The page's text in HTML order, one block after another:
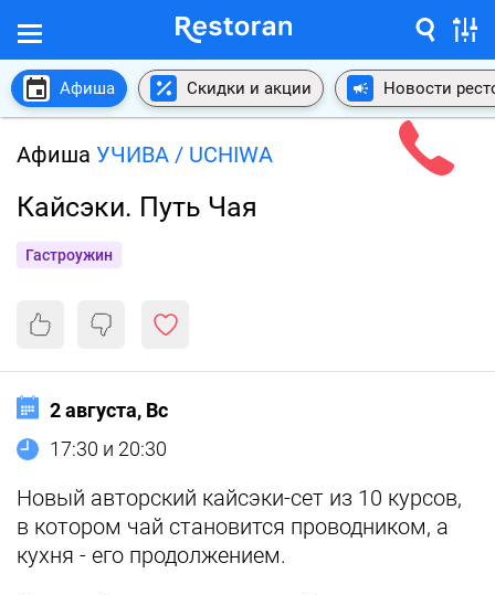
Афиша Скидки и акции Новости
Афиша УЧИВА / UCHIWA
Кайсэки. Путь Чая
Гастроужин
2 августа, Вс
17:30 и 20:30
Новый авторский кайсэки-сет из 10 курсов,
в котором чай становится проводником, а
кухня - его продолжением.